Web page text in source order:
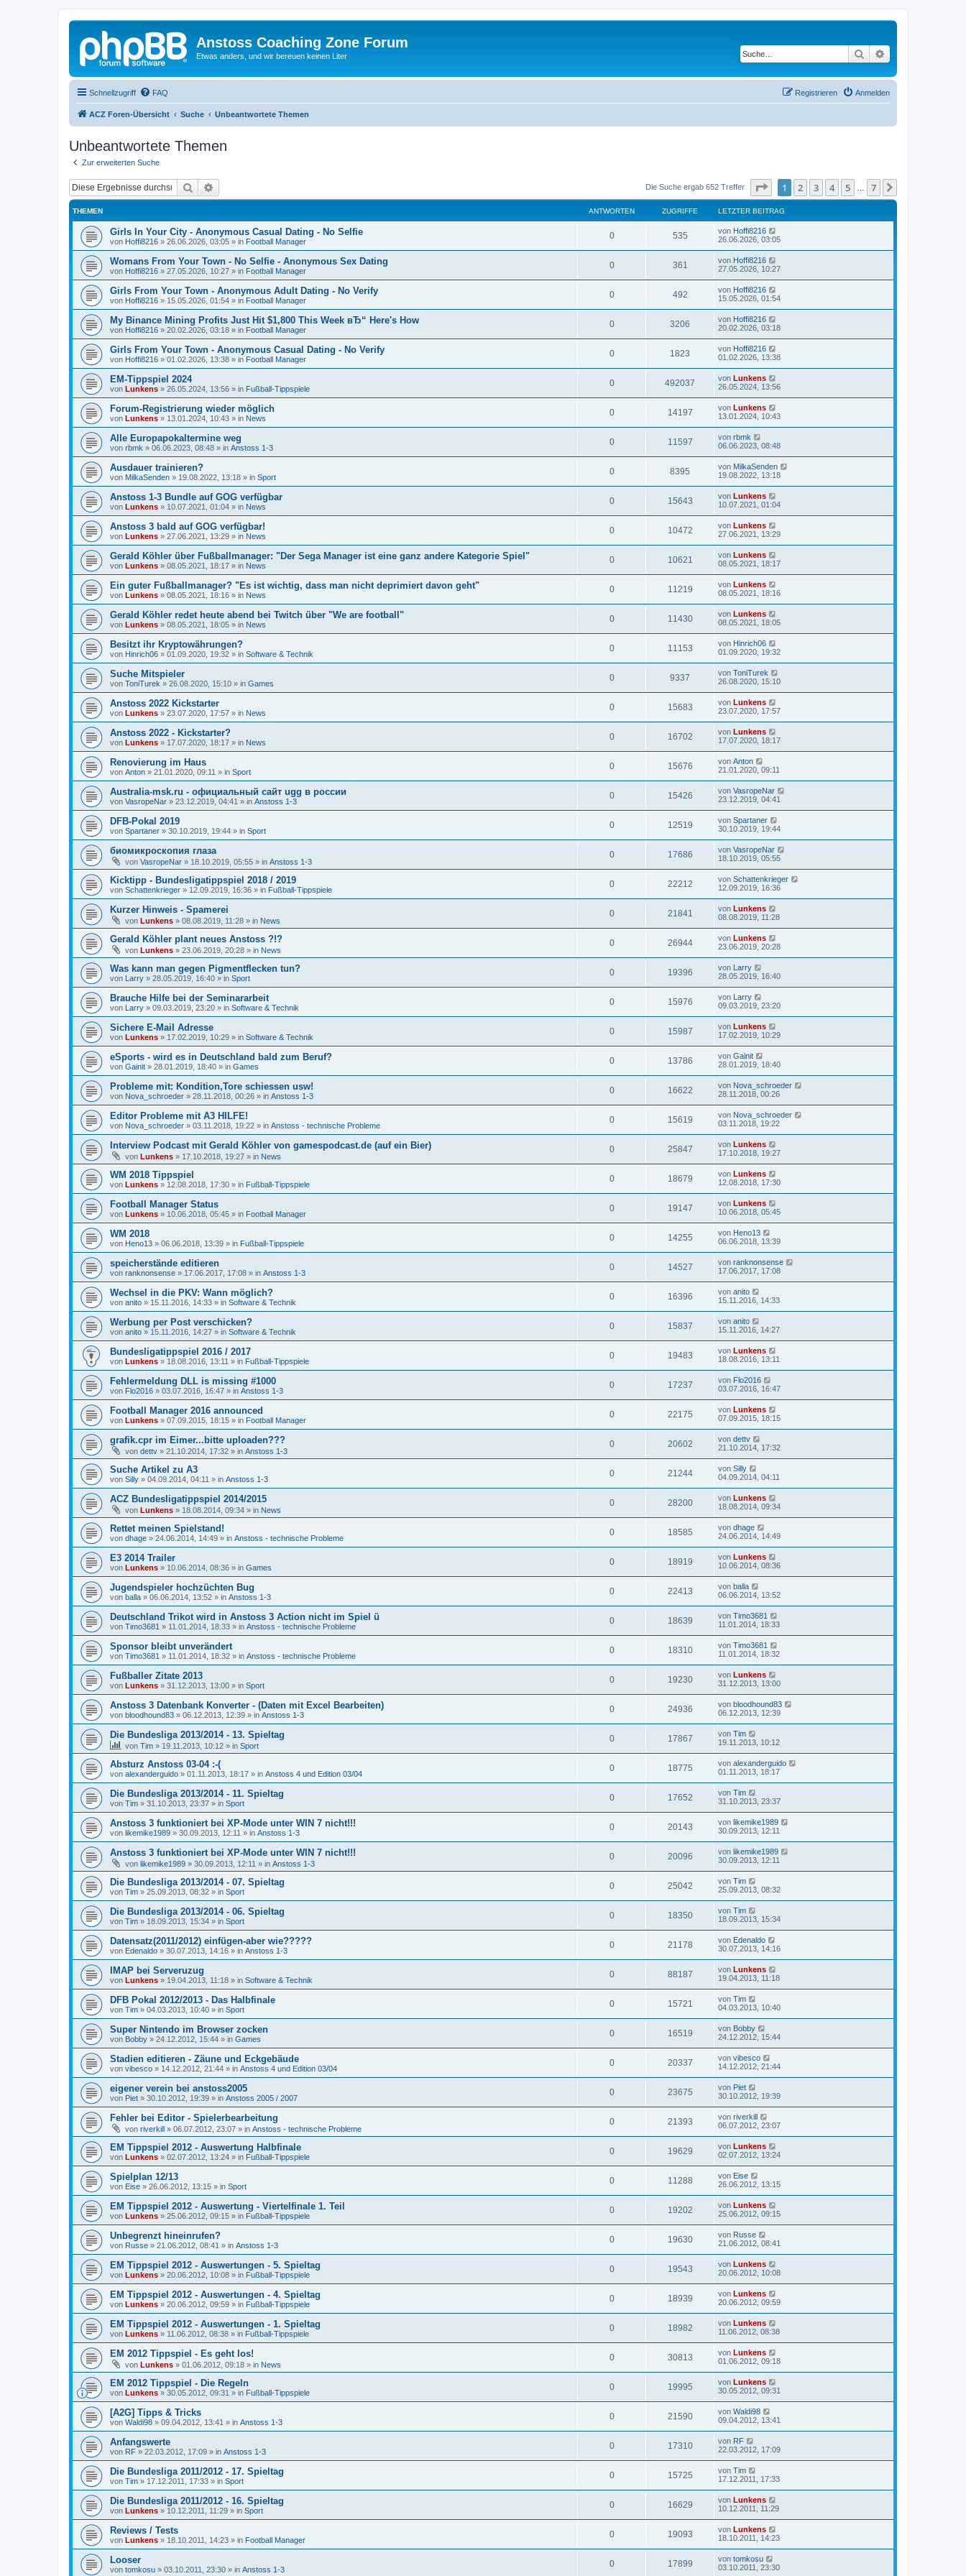
Anstoss Coaching Zone Forum
Etwas anders, und wir bereuen keinen Liter Suche
Schnellzugriff FAQ Anmelden
Registrieren
ACZ Foren-Übersicht Suche Unbeantwortete Themen
Unbeantwortete Themen
Zur erweiterten Suche
Suche Die Suche ergab 652 Treffer Seite von7
1 2 3 4 5 7
THEMEN ANTWORTEN ZUGRIFFE LETZTER BEITRAG
Girls In Your City - Anonymous Casual Dating - No Selfie
von Hoffi8216 » 26.06.2026, 03:05 » in Football Manager
0 535 von Hoffi8216
26.06.2026, 03:05
Womans From Your Town - No Selfie - Anonymous Sex Dating
von Hoffi8216 » 27.05.2026, 10:27 » in Football Manager
0 361 von Hoffi8216
27.05.2026, 10:27
Girls From Your Town - Anonymous Adult Dating - No Verify
von Hoffi8216 » 15.05.2026, 01:54 » in Football Manager
0 492 von Hoffi8216
15.05.2026, 01:54
My Binance Mining Profits Just Hit $1,800 This Week вЂ“ Here's How
von Hoffi8216 » 20.02.2026, 03:18 » in Football Manager
0 3206 von Hoffi8216
20.02.2026, 03:18
Girls From Your Town - Anonymous Casual Dating - No Verify
von Hoffi8216 » 01.02.2026, 13:38 » in Football Manager
0 1823 von Hoffi8216
01.02.2026, 13:38
EM-Tippspiel 2024
von Lunkens » 26.05.2024, 13:56 » in Fußball-Tippspiele
0 492037 von Lunkens
26.05.2024, 13:56
Forum-Registrierung wieder möglich
von Lunkens » 13.01.2024, 10:43 » in News
0 14197 von Lunkens
13.01.2024, 10:43
Alle Europapokaltermine weg
von rbmk » 06.06.2023, 08:48 » in Anstoss 1-3
0 11597 von rbmk
06.06.2023, 08:48
Ausdauer trainieren?
von MilkaSenden » 19.08.2022, 13:18 » in Sport
0 8395 von MilkaSenden
19.08.2022, 13:18
Anstoss 1-3 Bundle auf GOG verfügbar
von Lunkens » 10.07.2021, 01:04 » in News
0 15643 von Lunkens
10.07.2021, 01:04
Anstoss 3 bald auf GOG verfügbar!
von Lunkens » 27.06.2021, 13:29 » in News
0 10472 von Lunkens
27.06.2021, 13:29
Gerald Köhler über Fußballmanager: "Der Sega Manager ist eine ganz andere Kategorie Spiel"
von Lunkens » 08.05.2021, 18:17 » in News
0 10621 von Lunkens
08.05.2021, 18:17
Ein guter Fußballmanager? "Es ist wichtig, dass man nicht deprimiert davon geht"
von Lunkens » 08.05.2021, 18:16 » in News
0 11219 von Lunkens
08.05.2021, 18:16
Gerald Köhler redet heute abend bei Twitch über "We are football"
von Lunkens » 08.05.2021, 18:05 » in News
0 11430 von Lunkens
08.05.2021, 18:05
Besitzt ihr Kryptowährungen?
von Hinrich06 » 01.09.2020, 19:32 » in Software & Technik
0 11153 von Hinrich06
01.09.2020, 19:32
Suche Mitspieler
von ToniTurek » 26.08.2020, 15:10 » in Games
0 9337 von ToniTurek
26.08.2020, 15:10
Anstoss 2022 Kickstarter
von Lunkens » 23.07.2020, 17:57 » in News
0 15683 von Lunkens
23.07.2020, 17:57
Anstoss 2022 - Kickstarter?
von Lunkens » 17.07.2020, 18:17 » in News
0 16702 von Lunkens
17.07.2020, 18:17
Renovierung im Haus
von Anton » 21.01.2020, 09:11 » in Sport
0 15676 von Anton
21.01.2020, 09:11
Australia-msk.ru - официальный сайт ugg в россии
von VasropeNar » 23.12.2019, 04:41 » in Anstoss 1-3
0 15426 von VasropeNar
23.12.2019, 04:41
DFB-Pokal 2019
von Spartaner » 30.10.2019, 19:44 » in Sport
0 12519 von Spartaner
30.10.2019, 19:44
биомикроскопия глаза
von VasropeNar » 18.10.2019, 05:55 » in Anstoss 1-3
0 17686 von VasropeNar
18.10.2019, 05:55
Kicktipp - Bundesligatippspiel 2018 / 2019
von Schattenkrieger » 12.09.2019, 16:36 » in Fußball-Tippspiele
0 22212 von Schattenkrieger
12.09.2019, 16:36
Kurzer Hinweis - Spamerei
von Lunkens » 08.08.2019, 11:28 » in News
0 21841 von Lunkens
08.08.2019, 11:28
Gerald Köhler plant neues Anstoss ?!?
von Lunkens » 23.06.2019, 20:28 » in News
0 26944 von Lunkens
23.06.2019, 20:28
Was kann man gegen Pigmentflecken tun?
von Larry » 28.05.2019, 16:40 » in Sport
0 19396 von Larry
28.05.2019, 16:40
Brauche Hilfe bei der Seminararbeit
von Larry » 09.03.2019, 23:20 » in Software & Technik
0 15976 von Larry
09.03.2019, 23:20
Sichere E-Mail Adresse
von Lunkens » 17.02.2019, 10:29 » in Software & Technik
0 15987 von Lunkens
17.02.2019, 10:29
eSports - wird es in Deutschland bald zum Beruf?
von Gainit » 28.01.2019, 18:40 » in Games
0 13786 von Gainit
28.01.2019, 18:40
Probleme mit: Kondition,Tore schiessen usw!
von Nova_schroeder » 28.11.2018, 00:26 » in Anstoss 1-3
0 16622 von Nova_schroeder
28.11.2018, 00:26
Editor Probleme mit A3 HILFE!
von Nova_schroeder » 03.11.2018, 19:22 » in Anstoss - technische Probleme
0 15619 von Nova_schroeder
03.11.2018, 19:22
Interview Podcast mit Gerald Köhler von gamespodcast.de (auf ein Bier)
von Lunkens » 17.10.2018, 19:27 » in News
0 25847 von Lunkens
17.10.2018, 19:27
WM 2018 Tippspiel
von Lunkens » 12.08.2018, 17:30 » in Fußball-Tippspiele
0 18679 von Lunkens
12.08.2018, 17:30
Football Manager Status
von Lunkens » 10.06.2018, 05:45 » in Football Manager
0 19147 von Lunkens
10.06.2018, 05:45
WM 2018
von Heno13 » 06.06.2018, 13:39 » in Fußball-Tippspiele
0 14255 von Heno13
06.06.2018, 13:39
speicherstände editieren
von ranknonsense » 17.06.2017, 17:08 » in Anstoss 1-3
0 14527 von ranknonsense
17.06.2017, 17:08
Wechsel in die PKV: Wann möglich?
von anito » 15.11.2016, 14:33 » in Software & Technik
0 16396 von anito
15.11.2016, 14:33
Werbung per Post verschicken?
von anito » 15.11.2016, 14:27 » in Software & Technik
0 15837 von anito
15.11.2016, 14:27
Bundesligatippspiel 2016 / 2017
von Lunkens » 18.08.2016, 13:11 » in Fußball-Tippspiele
0 19483 von Lunkens
18.08.2016, 13:11
Fehlermeldung DLL is missing #1000
von Flo2016 » 03.07.2016, 16:47 » in Anstoss 1-3
0 17237 von Flo2016
03.07.2016, 16:47
Football Manager 2016 announced
von Lunkens » 07.09.2015, 18:15 » in Football Manager
0 22175 von Lunkens
07.09.2015, 18:15
grafik.cpr im Eimer...bitte uploaden???
von dettv » 21.10.2014, 17:32 » in Anstoss 1-3
0 20602 von dettv
21.10.2014, 17:32
Suche Artikel zu A3
von Silly » 04.09.2014, 04:11 » in Anstoss 1-3
0 21244 von Silly
04.09.2014, 04:11
ACZ Bundesligatippspiel 2014/2015
von Lunkens » 18.08.2014, 09:34 » in News
0 28200 von Lunkens
18.08.2014, 09:34
Rettet meinen Spielstand!
von dhage » 24.06.2014, 14:49 » in Anstoss - technische Probleme
0 18585 von dhage
24.06.2014, 14:49
E3 2014 Trailer
von Lunkens » 10.06.2014, 08:36 » in Games
0 18919 von Lunkens
10.06.2014, 08:36
Jugendspieler hochzüchten Bug
von balla » 06.06.2014, 13:52 » in Anstoss 1-3
0 22413 von balla
06.06.2014, 13:52
Deutschland Trikot wird in Anstoss 3 Action nicht im Spiel ü
von Timo3681 » 11.01.2014, 18:33 » in Anstoss - technische Probleme
0 18639 von Timo3681
11.01.2014, 18:33
Sponsor bleibt unverändert
von Timo3681 » 11.01.2014, 18:32 » in Anstoss - technische Probleme
0 18310 von Timo3681
11.01.2014, 18:32
Fußballer Zitate 2013
von Lunkens » 31.12.2013, 13:00 » in Sport
0 19230 von Lunkens
31.12.2013, 13:00
Anstoss 3 Datenbank Konverter - (Daten mit Excel Bearbeiten)
von bloodhound83 » 06.12.2013, 12:39 » in Anstoss 1-3
0 24936 von bloodhound83
06.12.2013, 12:39
Die Bundesliga 2013/2014 - 13. Spieltag
von Tim » 19.11.2013, 10:12 » in Sport
0 17867 von Tim
19.11.2013, 10:12
Absturz Anstoss 03-04 :-(
von alexanderguido » 01.11.2013, 18:17 » in Anstoss 4 und Edition 03/04
0 18775 von alexanderguido
01.11.2013, 18:17
Die Bundesliga 2013/2014 - 11. Spieltag
von Tim » 31.10.2013, 23:37 » in Sport
0 17652 von Tim
31.10.2013, 23:37
Anstoss 3 funktioniert bei XP-Mode unter WIN 7 nicht!!!
von likemike1989 » 30.09.2013, 12:11 » in Anstoss 1-3
0 20143 von likemike1989
30.09.2013, 12:11
Anstoss 3 funktioniert bei XP-Mode unter WIN 7 nicht!!!
von likemike1989 » 30.09.2013, 12:11 » in Anstoss 1-3
0 20096 von likemike1989
30.09.2013, 12:11
Die Bundesliga 2013/2014 - 07. Spieltag
von Tim » 25.09.2013, 08:32 » in Sport
0 25042 von Tim
25.09.2013, 08:32
Die Bundesliga 2013/2014 - 06. Spieltag
von Tim » 18.09.2013, 15:34 » in Sport
0 18350 von Tim
18.09.2013, 15:34
Datensatz(2011/2012) einfügen-aber wie?????
von Edenaldo » 30.07.2013, 14:16 » in Anstoss 1-3
0 21178 von Edenaldo
30.07.2013, 14:16
IMAP bei Serveruzug
von Lunkens » 19.04.2013, 11:18 » in Software & Technik
0 88187 von Lunkens
19.04.2013, 11:18
DFB Pokal 2012/2013 - Das Halbfinale
von Tim » 04.03.2013, 10:40 » in Sport
0 15721 von Tim
04.03.2013, 10:40
Super Nintendo im Browser zocken
von Bobby » 24.12.2012, 15:44 » in Games
0 16519 von Bobby
24.12.2012, 15:44
Stadien editieren - Zäune und Eckgebäude
von vibesco » 14.12.2012, 21:44 » in Anstoss 4 und Edition 03/04
0 20337 von vibesco
14.12.2012, 21:44
eigener verein bei anstoss2005
von Piet » 30.10.2012, 19:39 » in Anstoss 2005 / 2007
0 23675 von Piet
30.10.2012, 19:39
Fehler bei Editor - Spielerbearbeitung
von riverkill » 06.07.2012, 23:07 » in Anstoss - technische Probleme
0 21393 von riverkill
06.07.2012, 23:07
EM Tippspiel 2012 - Auswertung Halbfinale
von Lunkens » 02.07.2012, 13:24 » in Fußball-Tippspiele
0 19629 von Lunkens
02.07.2012, 13:24
Spielplan 12/13
von Eise » 26.06.2012, 13:15 » in Sport
0 11288 von Eise
26.06.2012, 13:15
EM Tippspiel 2012 - Auswertung - Viertelfinale 1. Teil
von Lunkens » 25.06.2012, 09:15 » in Fußball-Tippspiele
0 19202 von Lunkens
25.06.2012, 09:15
Unbegrenzt hineinrufen?
von Russe » 21.06.2012, 08:41 » in Anstoss 1-3
0 19630 von Russe
21.06.2012, 08:41
EM Tippspiel 2012 - Auswertungen - 5. Spieltag
von Lunkens » 20.06.2012, 10:08 » in Fußball-Tippspiele
0 19543 von Lunkens
20.06.2012, 10:08
EM Tippspiel 2012 - Auswertungen - 4. Spieltag
von Lunkens » 20.06.2012, 09:59 » in Fußball-Tippspiele
0 18939 von Lunkens
20.06.2012, 09:59
EM Tippspiel 2012 - Auswertungen - 1. Spieltag
von Lunkens » 11.06.2012, 08:38 » in Fußball-Tippspiele
0 18982 von Lunkens
11.06.2012, 08:38
EM 2012 Tippspiel - Es geht los!
von Lunkens » 01.06.2012, 09:18 » in News
0 30813 von Lunkens
01.06.2012, 09:18
EM 2012 Tippspiel - Die Regeln
von Lunkens » 30.05.2012, 09:31 » in Fußball-Tippspiele
0 19995 von Lunkens
30.05.2012, 09:31
[A2G] Tipps & Tricks
von Waldi98 » 09.04.2012, 13:41 » in Anstoss 1-3
0 21590 von Waldi98
09.04.2012, 13:41
Anfangswerte
von RF » 22.03.2012, 17:09 » in Anstoss 1-3
0 17310 von RF
22.03.2012, 17:09
Die Bundesliga 2011/2012 - 17. Spieltag
von Tim » 17.12.2011, 17:33 » in Sport
0 15725 von Tim
17.12.2011, 17:33
Die Bundesliga 2011/2012 - 16. Spieltag
von Lunkens » 10.12.2011, 11:29 » in Sport
0 16629 von Lunkens
10.12.2011, 11:29
Reviews / Tests
von Lunkens » 18.10.2011, 14:23 » in Football Manager
0 19093 von Lunkens
18.10.2011, 14:23
Looser
von tomkosu » 03.10.2011, 23:30 » in Anstoss 1-3
0 17899 von tomkosu
03.10.2011, 23:30